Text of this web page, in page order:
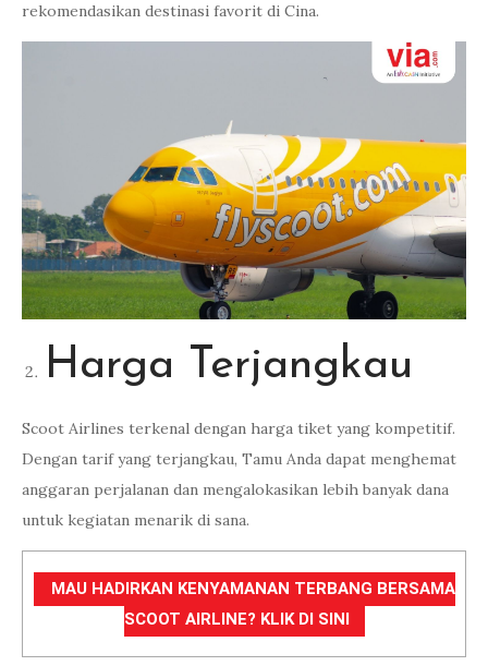
rekomendasikan destinasi favorit di Cina.
Harga Terjangkau
Scoot Airlines terkenal dengan harga tiket yang kompetitif.
Dengan tarif yang terjangkau, Tamu Anda dapat menghemat
anggaran perjalanan dan mengalokasikan lebih banyak dana
untuk kegiatan menarik di sana.
MAU HADIRKAN KENYAMANAN TERBANG BERSAMA
SCOOT AIRLINE? KLIK DI SINI